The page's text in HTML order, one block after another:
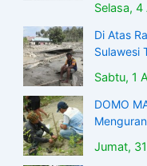
Selasa,
Di Atas
Sulawesi
Sabtu, 1
DOMO
Jumat,